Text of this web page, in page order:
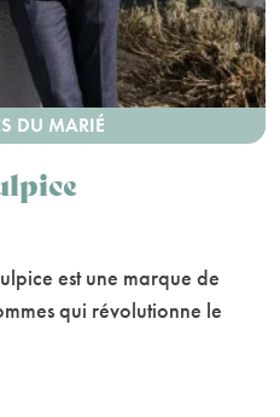
DU MARIÉ
est une marque de
qui révolutionne le